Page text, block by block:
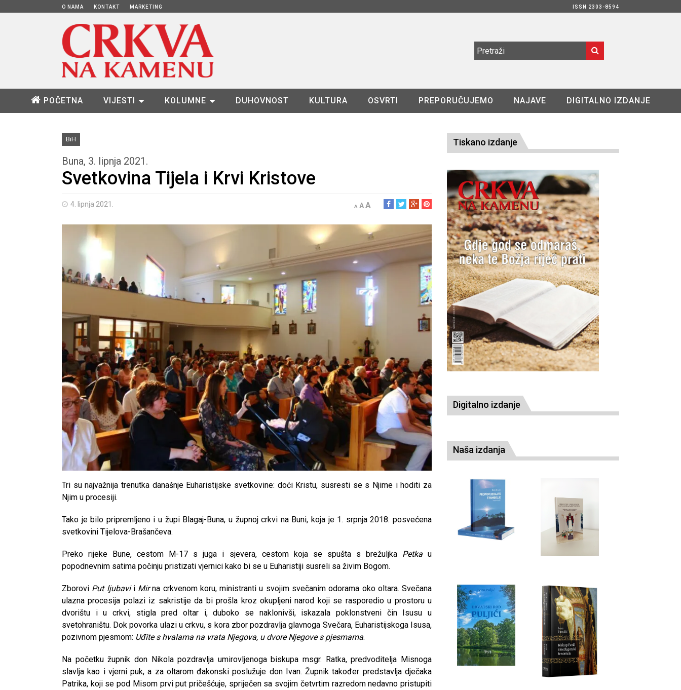
O NAMA KONTAKT MARKETING ISSN 2303-8594
POČETNA VIJESTI KOLUMNE DUHOVNOST KULTURA OSVRTI PREPORUČUJEMO NAJAVE DIGITALNO IZDANJE
BiH
Buna, 3. lipnja 2021.
Svetkovina Tijela i Krvi Kristove
4. lipnja 2021. A AA
Tri su najvažnija trenutka današnje Euharistijske svetkovine: doći Kristu, susresti se s Njime i hoditi za
Njim u procesiji.
Tako je bilo pripremljeno i u župi Blagaj-Buna, u župnoj crkvi na Buni, koja je 1. srpnja 2018. posvećena
svetkovini Tijelova-Brašančeva.
Preko rijeke Bune, cestom M-17 s juga i sjevera, cestom koja se spušta s brežuljka Petkau
popodnevnim satima počinju pristizati vjernici kako bi se u Euharistiji susreli sa živim Bogom.
Zborovi Put ljubavii Mirna crkvenom koru, ministranti u svojim svečanim odorama oko oltara. Svečana
ulazna procesija polazi iz sakristije da bi prošla kroz okupljeni narod koji se rasporedio u prostoru u
dvorištu i u crkvi, stigla pred oltar i, duboko se naklonivši, iskazala poklonstveni čin Isusu u
svetohraništu. Dok povorka ulazi u crkvu, s kora zbor pozdravlja glavnoga Svečara, Euharistijskoga Isusa,
pozivnom pjesmom: Uđite s hvalama na vrata Njegova, u dvore Njegove s pjesmama.
Na početku župnik don Nikola pozdravlja umirovljenoga biskupa msgr. Ratka, predvoditelja Misnoga
slavlja kao i vjerni puk, a za oltarom đakonski poslužuje don Ivan. Župnik također predstavlja dječaka
Patrika, koji se pod Misom prvi put pričešćuje, spriječen sa svojim četvrtim razredom nedavno pristupiti
Tiskano izdanje
Digitalno izdanje
Naša izdanja